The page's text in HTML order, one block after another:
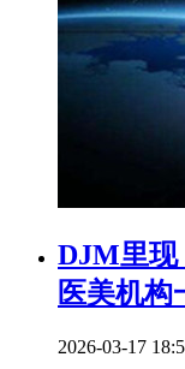
DJM里现
医美机构
2026-03-17